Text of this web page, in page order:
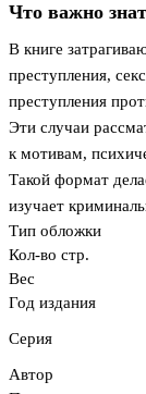
Что важно
В книге
преступления,
преступления
Эти случаи
к мотивам,
Такой формат
изучает
Тип обложки
Кол-во стр.
Вес
Год издания
Серия
Автор